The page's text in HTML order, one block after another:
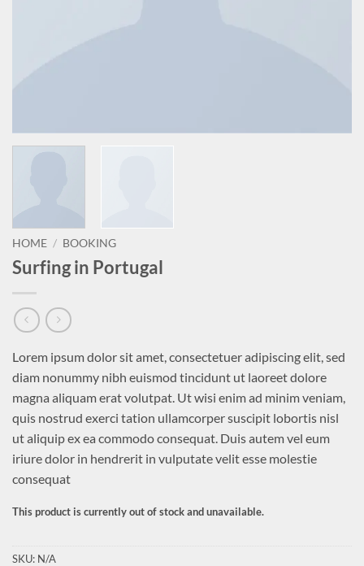
HOME / BOOKING
Surfing in Portugal
Lorem ipsum dolor sit amet, consectetuer adipiscing elit, sed
diam nonummy nibh euismod tincidunt ut laoreet dolore
magna aliquam erat volutpat. Ut wisi enim ad minim veniam,
quis nostrud exerci tation ullamcorper suscipit lobortis nisl
ut aliquip ex ea commodo consequat. Duis autem vel eum
iriure dolor in hendrerit in vulputate velit esse molestie
consequat
This product is currently out of stock and unavailable.
SKU: N/A